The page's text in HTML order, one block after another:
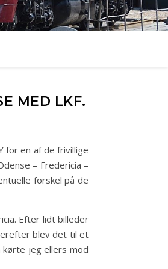
MED LKF.
for en af de frivillige
– Fredericia –
forskel på de
Efter lidt billeder
blev det til et
jeg ellers mod